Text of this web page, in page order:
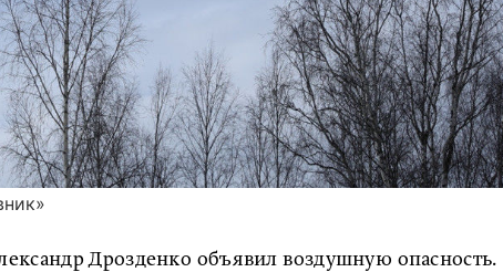
Дрозденко объявил воздушную опасность.